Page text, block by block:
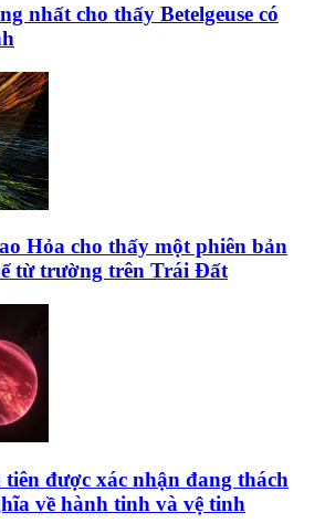
nhất cho thấy Betelgeuse có
Hỏa cho thấy một phiên bản
từ trường trên Trái Đất
được xác nhận đang thách
về hành tinh và vệ tinh